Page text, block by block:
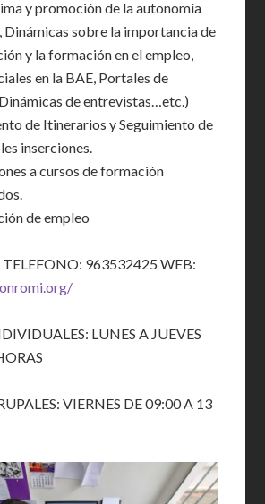
y promoción de la autonomía
Dinámicas sobre la importancia de
y la formación en el empleo,
en la BAE, Portales de
de entrevistas…etc.)
de Itinerarios y Seguimiento de
inserciones.
a cursos de formación
de empleo
963532425 WEB:
LUNES A JUEVES
VIERNES DE 09:00 A 13